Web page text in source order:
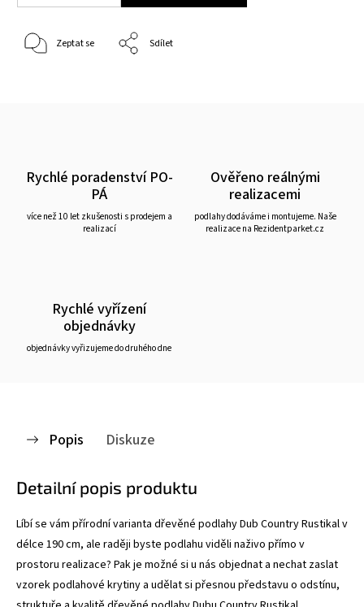
Zeptat se Sdílet
Rychlé poradenství PO-
PÁ
více než 10 let zkušenosti s prodejem a
realizací
Ověřeno reálnými
realizacemi
podlahy dodáváme i montujeme. Naše
realizace na Rezidentparket.cz
Rychlé vyřízení
objednávky
objednávky vyřizujeme do druhého dne
Popis Diskuze
Detailní popis produktu
Líbí se vám přírodní varianta dřevěné podlahy Dub Country Rustikal v
délce 190 cm, ale raději byste podlahu viděli naživo přímo v
prostoru realizace? Pak je možné si u nás objednat a nechat zaslat
vzorek podlahové krytiny a udělat si přesnou představu o odstínu,